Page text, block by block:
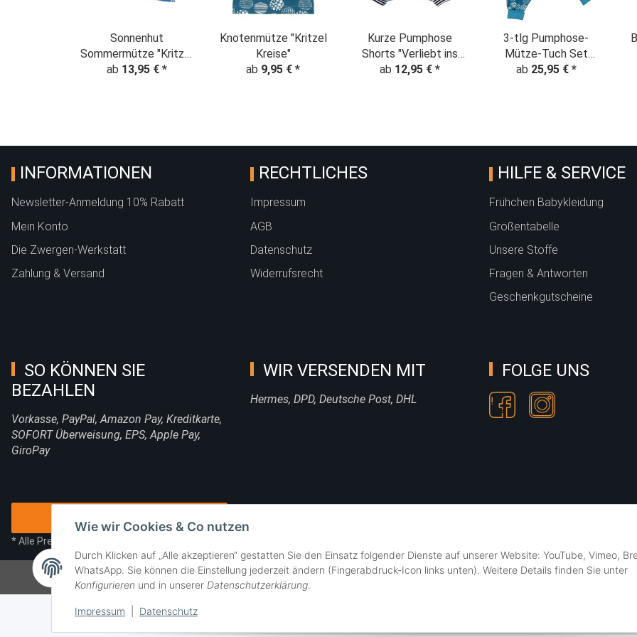
Wie wir Cookies & Co nutzen
Durch Klicken auf „Alle akzeptieren“ gestatten Sie den Einsatz folgender Dienste auf unserer Website: YouTube, Vimeo,
WhatsApp. Sie können die Einstellung jederzeit ändern (Fingerabdruck-Icon links unten). Weitere Details finden Sie unter
Konfigurieren und in unserer Datenschutzerklärung.
Impressum Datenschutz
Sonnenhut
Sommermütze "Kritzel
Kreise" babyblau
ab 13,95 € *
Knotenmütze "Kritzel
Kreise"
ab 9,95 € *
Kurze Pumphose
Shorts "Verliebt ins
Meer"
ab 12,95 € *
3-tlg Pumphose-
Mütze-Tuch Set
"Kritzel Kreise"
ab 25,95 € *
INFORMATIONEN
Newsletter-Anmeldung 10% Rabatt
Mein Konto
Die Zwergen-Werkstatt
Zahlung & Versand
RECHTLICHES
Impressum
AGB
Datenschutz
Widerrufsrecht
HILFE & SERVICE
Frühchen Babykleidung
Größentabelle
Unsere Stoffe
Fragen & Antworten
Geschenkgutscheine
SO KÖNNEN SIE
BEZAHLEN
Vorkasse, PayPal, Amazon Pay, Kreditkarte,
SOFORT Überweisung, EPS, Apple Pay,
GiroPay
WIR VERSENDEN MIT
Hermes, DPD, Deutsche Post, DHL
FOLGE UNS
* Alle Preise inkl. gesetzlicher USt., zzgl.
© SÜSSE ZWERGE • all rights reserved